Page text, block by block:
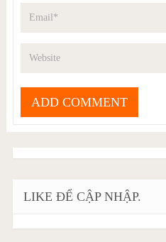
LIKE ĐỂ CẬP NHẬP.